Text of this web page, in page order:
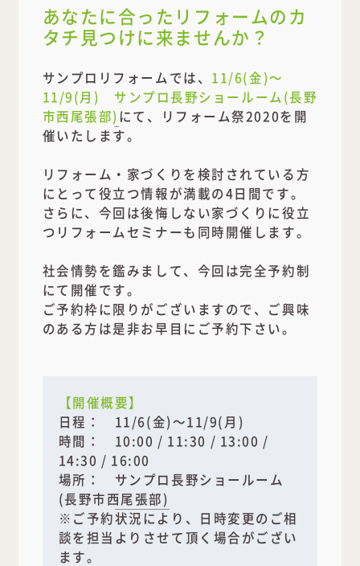
あなたに合ったリフォームのカ
タチ見つけに来ませんか？
サンプロリフォームでは、 11/6(金)～
11/9(月) サンプロ長野ショールーム(長野
市西尾張部)にて、リフォーム祭2020を開
催いたします。
リフォーム・家づくりを検討されている方
にとって役立つ情報が満載の4日間です。
さらに、今回は後悔しない家づくりに役立
つリフォームセミナーも同時開催します。
社会情勢を鑑みまして、今回は完全予約制
にて開催です。
ご予約枠に限りがございますので、ご興味
のある方は是非お早目にご予約下さい。
【開催概要】
日程： 11/6(金)～11/9(月)
時間： 10:00 / 11:30 / 13:00 /
14:30 / 16:00
場所： サンプロ長野ショールーム
(長野市西尾張部)
※ご予約状況により、日時変更のご相
談を担当よりさせて頂く場合がござい
ます。